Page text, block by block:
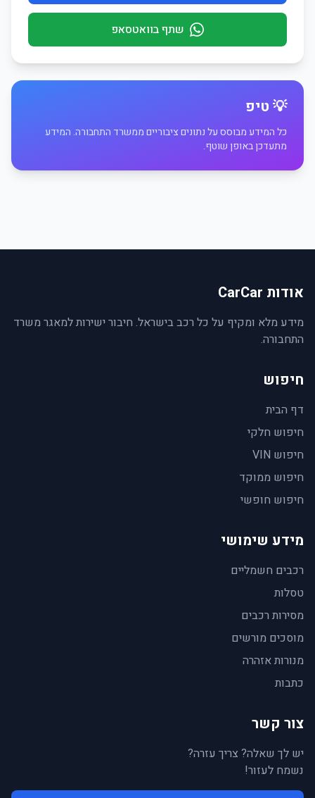
שתף בוואטסאפ
💡 טיפ
כל המידע מבוסס על נתונים ציבוריים ממשרד התחבורה. המידע
מתעדכן באופן שוטף.
אודות CarCar
מידע מלא ומקיף על כל רכב בישראל. חיבור ישירות למאגר משרד
התחבורה.
חיפוש
דף הבית
חיפוש חלקי
חיפוש VIN
חיפוש ממוקד
חיפוש חופשי
מידע שימושי
רכבים חשמליים
טסלות
מסירות רכבים
מוסכים מורשים
מנורות אזהרה
כתבות
צור קשר
יש לך שאלה? צריך עזרה?
נשמח לעזור!